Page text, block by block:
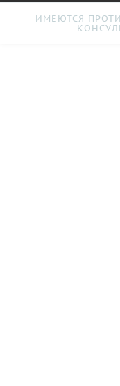
ИМЕЮТСЯ